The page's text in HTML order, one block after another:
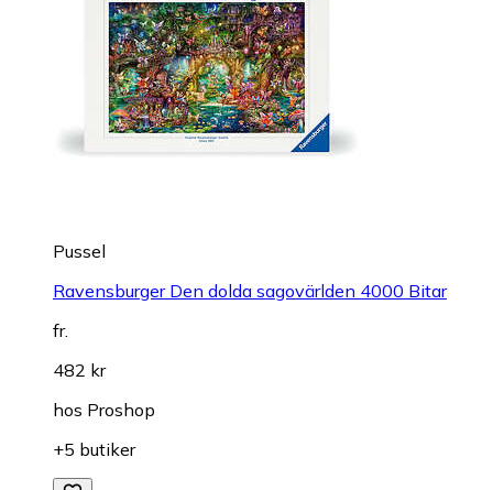
Pussel
Ravensburger Den dolda sagovärlden 4000 Bitar
fr.
482 kr
hos Proshop
+5 butiker